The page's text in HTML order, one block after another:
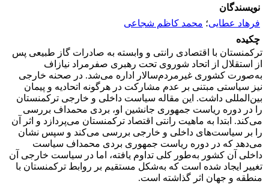
نویسندگان
فرهاد عطایی؛ محمد کاظم شجاعی
چکیده
ترکمنستان با اقتصادی رانتی و وابسته به صادرات گاز طبیعی پس
از استقلال از اتحاد شوروی تحت رهبری صفرمراد نیازاف
به‌صورت کشوری غیرمردم‌سالار اداره می‌شد. در صحنه خارجی
نیز سیاستی مبتنی بر عدم مشارکت در هرگونه اتحادیه و پیمان
بین‌المللی داشت. این مقاله سیاست داخلی و خارجی ترکمنستان
را در دوره ریاست جمهوری جانشین او، بردی محمداف بررسی
می‌کند. ابتدا به ماهیت رانتی اقتصاد ترکمنستان می‌پردازد و اثر آن
را بر سیاست‌های داخلی و خارجی بررسی می‌کند و سپس نشان
می‌دهد که در دوره ریاست جمهوری بردی محمداف سیاست
داخلی آن کشور به‌طور کلی تداوم یافته، اما در سیاست خارجی آن
تغییر ایجاد شده است که به‌شکل مستقیم بر روابط ترکمنستان با
منطقه و جهان اثر گذاشته است.